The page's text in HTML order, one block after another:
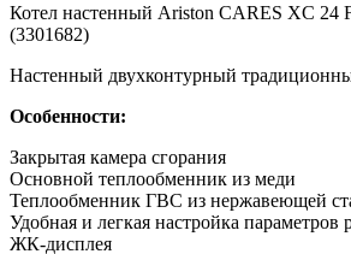
Котел настенный Ariston CARES XC 24
(3301682)
Настенный двухконтурный
Особенности:
Закрытая камера сгорания
Основной теплообменник из меди
Теплообменник ГВС из нержавеющей
Удобная и легкая настройка
ЖК-дисплея